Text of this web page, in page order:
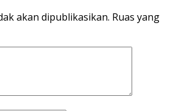
akan dipublikasikan. Ruas yang